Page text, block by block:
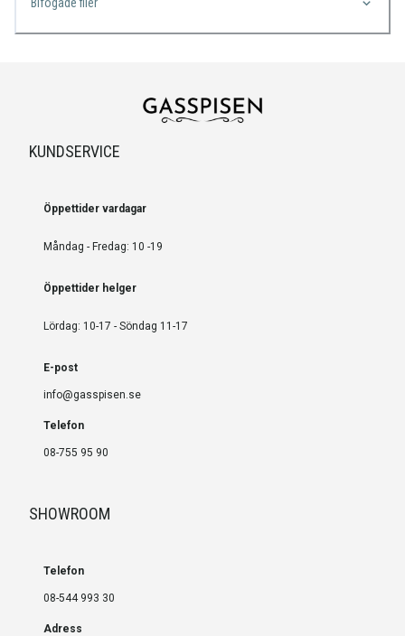
Bifogade filer
KUNDSERVICE
Öppettider vardagar
Måndag - Fredag: 10 -19
Öppettider helger
Lördag: 10-17 - Söndag 11-17
E-post
info@gasspisen.se
Telefon
08-755 95 90
SHOWROOM
Telefon
08-544 993 30
Adress